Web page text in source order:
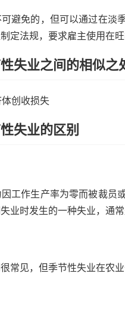
避免的，但可以通过在
定法规，要求雇主使用在
失业之间的相似之
创收损失
失业的区别
工作生产率为零而被裁员
业时发生的一种失业，通常
常见，但季节性失业在农业